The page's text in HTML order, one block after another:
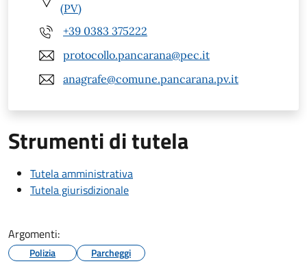
(PV)
+39 0383 375222
protocollo.pancarana@pec.it
anagrafe@comune.pancarana.pv.it
Strumenti di tutela
Tutela amministrativa
Tutela giurisdizionale
Argomenti:
Polizia Parcheggi